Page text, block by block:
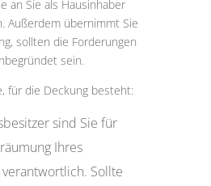
an Sie als Hausinhaber
Außerdem übernimmt Sie
sollten die Forderungen
sein.
für die Deckung besteht:
sind Sie für
Ihres
Sollte